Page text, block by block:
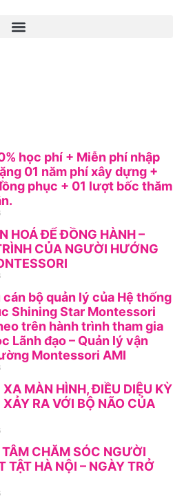
học phí + Miễn phí nhập
01 năm phí xây dựng +
phục + 01 lượt bốc thăm
HOÁ ĐỂ ĐỒNG HÀNH –
CỦA NGƯỜI HƯỚNG
bộ quản lý của Hệ thống
Shining Star Montessori
trên hành trình tham gia
Lãnh đạo – Quản lý vận
Montessori AMI
XA MÀN HÌNH, ĐIỀU DIỆU KỲ
XẢY RA VỚI BỘ NÃO CỦA
CHĂM SÓC NGƯỜI
TẬT HÀ NỘI – NGÀY TRỞ